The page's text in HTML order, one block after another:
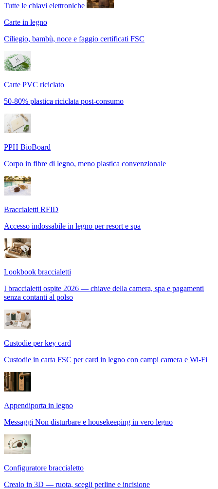
Tutte le chiavi elettroniche
Carte in legno
Ciliegio, bambù, noce e faggio certificati FSC
Carte PVC riciclato
50-80% plastica riciclata post-consumo
PPH BioBoard
Corpo in fibre di legno, meno plastica convenzionale
Braccialetti RFID
Accesso indossabile in legno per resort e spa
Lookbook braccialetti
I braccialetti ospite 2026 — chiave della camera, spa e pagamenti
senza contanti al polso
Custodie per key card
Custodie in carta FSC per card in legno con campi camera e Wi-Fi
Appendiporta in legno
Messaggi Non disturbare e housekeeping in vero legno
Configuratore braccialetto
Crealo in 3D — ruota, scegli perline e incisione